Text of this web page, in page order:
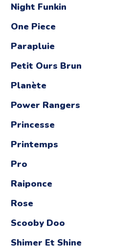
Night Funkin
One Piece
Parapluie
Petit Ours Brun
Planète
Power Rangers
Princesse
Printemps
Pro
Raiponce
Rose
Scooby Doo
Shimer Et Shine